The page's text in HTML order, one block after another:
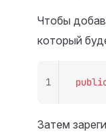
Чтобы
который
1
Затем